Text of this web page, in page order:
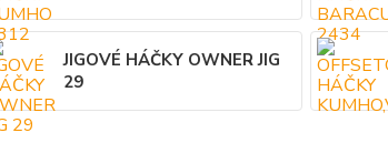
JIGOVÉ HÁČKY OWNER JIG
29